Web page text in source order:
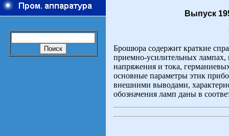
Выпуск
Брошюра содержит краткие
приемно-усилительных лампах,
напряжения и тока,
основные параметры этик
внешними выводами,
обозначения ламп даны в